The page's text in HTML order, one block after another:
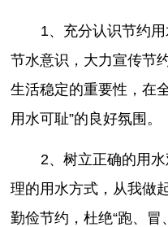
1、充分认识节约
节水意识，大力宣传节
生活稳定的重要性，在
用水可耻”的良好氛围。
2、树立正确的用
理的用水方式，从我做
勤俭节约，杜绝“跑、冒